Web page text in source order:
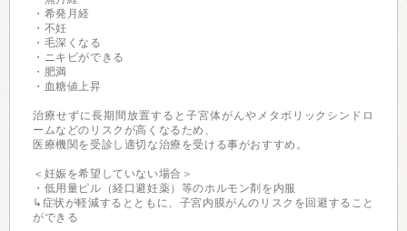
・希発月経
・不妊
・毛深くなる
・ニキビができる
・肥満
・血糖値上昇
治療せずに長期間放置すると子宮体がんやメタボリックシンドロ
ームなどのリスクが高くなるため、
医療機関を受診し適切な治療を受ける事がおすすめ。
＜妊娠を希望していない場合＞
・低用量ピル（経口避妊薬）等のホルモン剤を内服
↳症状が軽減するとともに、子宮内膜がんのリスクを回避すること
ができる